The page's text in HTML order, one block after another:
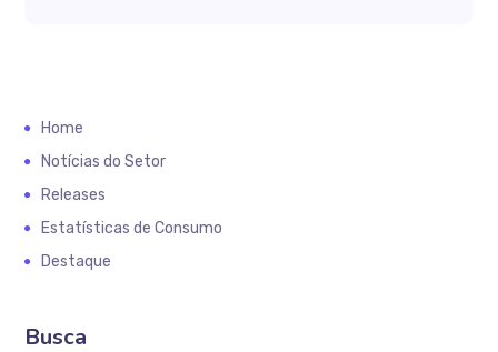
Home
Notícias do Setor
Releases
Estatísticas de Consumo
Destaque
Busca